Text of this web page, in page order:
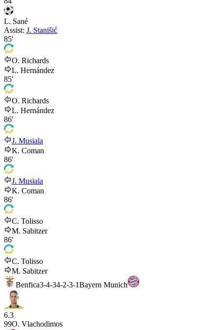
L. Sané
Assist: J. Stanišić
85'
O. Richards
L. Hernández
85'
O. Richards
L. Hernández
86'
J. Musiala
K. Coman
86'
J. Musiala
K. Coman
86'
C. Tolisso
M. Sabitzer
86'
C. Tolisso
M. Sabitzer
Benfica3-4-34-2-3-1Bayern Munich
6.3
99O. Vlachodimos